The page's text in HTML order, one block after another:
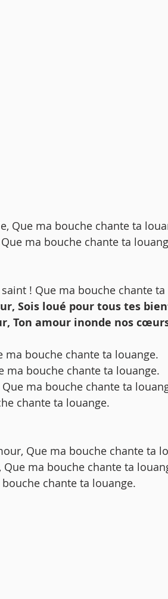
Que ma bouche chante ta
ma bouche chante ta
! Que ma bouche chante
Sois loué pour tous tes
Ton amour inonde nos
ma bouche chante ta louange.
ma bouche chante ta louange.
chante ta louange.
Que ma bouche chante ta
chante ta louange.